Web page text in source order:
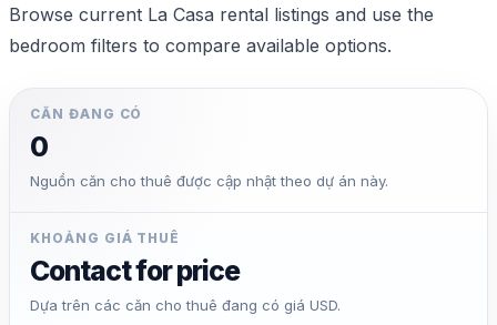
Browse current La Casa rental listings and use the
bedroom filters to compare available options.
CĂN ĐANG CÓ
0
Nguồn căn cho thuê được cập nhật theo dự án này.
KHOẢNG GIÁ THUÊ
Contact for price
Dựa trên các căn cho thuê đang có giá USD.